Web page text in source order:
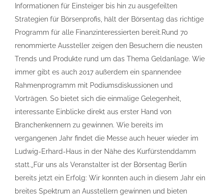
Informationen für Einsteiger bis hin zu ausgefeilten
Strategien für Börsenprofis, hält der Börsentag das richtige
Programm für alle Finanzinteressierten bereit.Rund 70
renommierte Aussteller zeigen den Besuchern die neusten
Trends und Produkte rund um das Thema Geldanlage. Wie
immer gibt es auch 2017 außerdem ein spannendee
Rahmenprogramm mit Podiumsdiskussionen und
Vorträgen. So bietet sich die einmalige Gelegenheit,
interessante Einblicke direkt aus erster Hand von
Branchenkennern zu gewinnen. Wie bereits im
vergangenen Jahr findet die Messe auch heuer wieder im
Ludwig-Erhard-Haus in der Nähe des Kurfürstenddamm
statt.„Für uns als Veranstalter ist der Börsentag Berlin
bereits jetzt ein Erfolg: Wir konnten auch in diesem Jahr ein
breites Spektrum an Ausstellern gewinnen und bieten